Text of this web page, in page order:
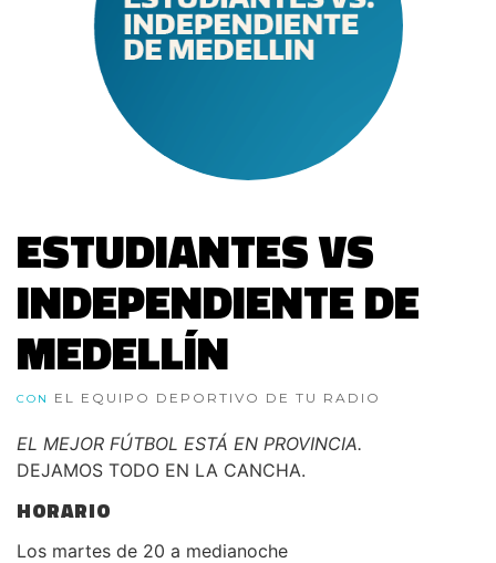
ESTUDIANTES VS
INDEPENDIENTE DE
MEDELLÍN
CON EL EQUIPO DEPORTIVO DE TU RADIO
EL MEJOR FÚTBOL ESTÁ EN PROVINCIA.
DEJAMOS TODO EN LA CANCHA.
HORARIO
Los martes de 20 a medianoche